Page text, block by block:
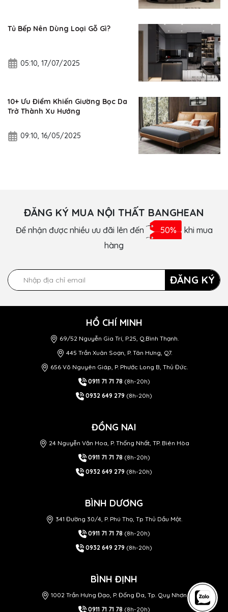
Tủ Bếp Nên Dùng Loại Gỗ Gì?
05:10, 17/07/2025
10+ Ưu Điểm Khiến Giường Bọc Da
Trở Thành Xu Hướng
09:10, 16/05/2025
ĐĂNG KÝ MUA NỘI THẤT BANGHEAN
Để nhận được nhiều ưu đãi lên đến 50% khi mua
hàng
ĐĂNG KÝ
HỒ CHÍ MINH
69/52 Nguyễn Gia Trí, P.25, Q.Bình Thạnh.
445 Trần Xuân Soạn, P. Tân Hưng, Q7.
656 Võ Nguyên Giáp, P. Phước Long B, Thủ Đức.
0911 71 71 78 (8h-20h)
0932 649 279 (8h-20h)
ĐỒNG NAI
24 Nguyễn Văn Hoa, P. Thống Nhất, TP. Biên Hòa
0911 71 71 78 (8h-20h)
0932 649 279 (8h-20h)
BÌNH DƯƠNG
341 Đường 30/4, P. Phú Thọ, Tp Thủ Dầu Một.
0911 71 71 78 (8h-20h)
0932 649 279 (8h-20h)
BÌNH ĐỊNH
1002 Trần Hưng Đạo, P. Đống Đa, Tp. Quy Nhơn
0911 71 71 78 (8h-20h)